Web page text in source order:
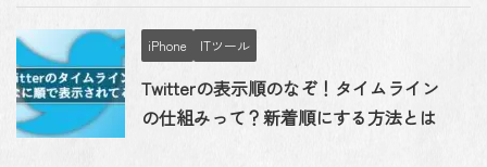
iPhone ITツール
Twitterの表示順のなぞ！タイムライン
の仕組みって？新着順にする方法とは